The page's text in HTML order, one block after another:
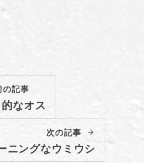
の記事
なオス
次の記事
ニングなウミウシ